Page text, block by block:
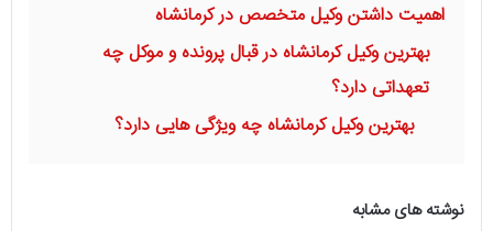
اهمیت داشتن وکیل متخصص در کرمانشاه
بهترین وکیل کرمانشاه در قبال پرونده و موکل چه
تعهداتی دارد؟
بهترین وکیل کرمانشاه چه ویژگی هایی دارد؟
نوشته های مشابه